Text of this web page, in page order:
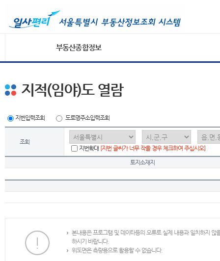
부동산종합정보
지적(임야)도 열람
지번입력조회 도로명주소입력조회
조회
지번확대 [지번 글씨가 너무 작을 경우 체크하여 주십시오]
토지소재지
본내용은 프로그램 및 데이타등의 오류로 실제 내용과 일치하지
하시기 바랍니다.
위도면은 측량용으로 활용할 수 없습니다.